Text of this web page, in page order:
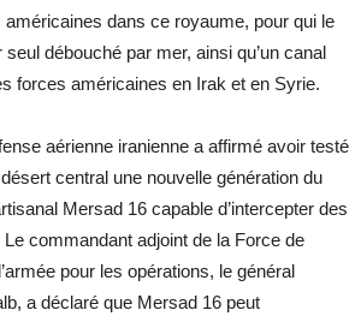
dans ce royaume, pour qui le
seul débouché par mer, ainsi qu’un canal
forces américaines en Irak et en Syrie.
aérienne iranienne a affirmé avoir testé
central une nouvelle génération du
Mersad 16 capable d’intercepter des
commandant adjoint de la Force de
pour les opérations, le général
a déclaré que Mersad 16 peut